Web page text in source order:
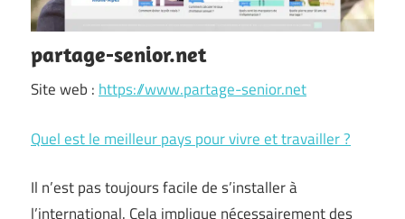
partage-senior.net
Site web : https://www.partage-senior.net
Quel est le meilleur pays pour vivre et travailler ?
Il n’est pas toujours facile de s’installer à
l’international. Cela implique nécessairement des